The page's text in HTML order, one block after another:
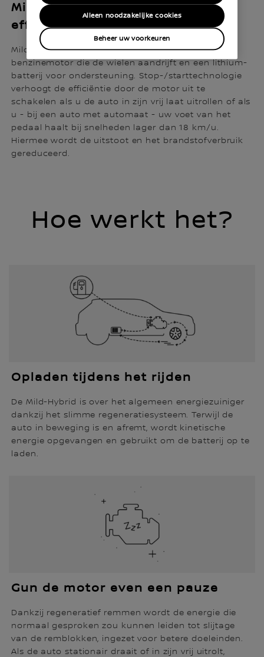
Mild-Hybrid, voor optimale
efficiëntie
Mild-Hybrid-auto’s beschikken over een
benzinemotor die de wielen aandrijft en een lithium-
batterij voor ondersteuning. Stop-/starttechnologie
verhoogt de efficiëntie door de motor uit te
schakelen als u de auto in zijn vrij laat uitrollen of als
u - bij een auto met automaat - uw voet van het
pedaal haalt bij snelheden lager dan 18 km/u.
Hiermee wordt de uitstoot en het brandstofverbruik
gereduceerd.
Hoe werkt het?
Opladen tijdens het rijden
De Mild-Hybrid is over het algemeen energiezuiniger
dankzij het slimme regeneratiesysteem. Terwijl de
auto in beweging is en afremt, wordt kinetische
energie opgevangen en gebruikt om de batterij op te
laden.
Gun de motor even een pauze
Dankzij regeneratief remmen wordt de energie die
normaal gesproken zou kunnen leiden tot slijtage
van de remblokken, ingezet voor betere doeleinden.
Als de auto stationair draait of in zijn vrij uitrolt,
Beheer uw voorkeuren
Alleen noodzakelijke cookies